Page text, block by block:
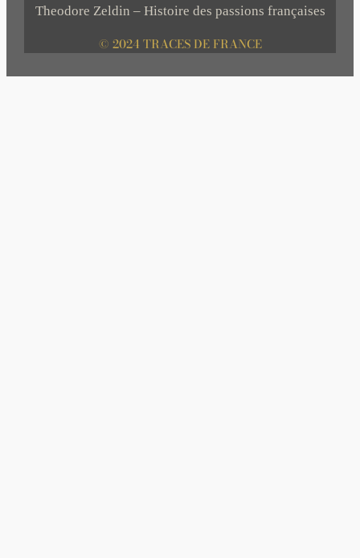
Theodore Zeldin – Histoire des passions françaises
© 2024 TRACES DE FRANCE